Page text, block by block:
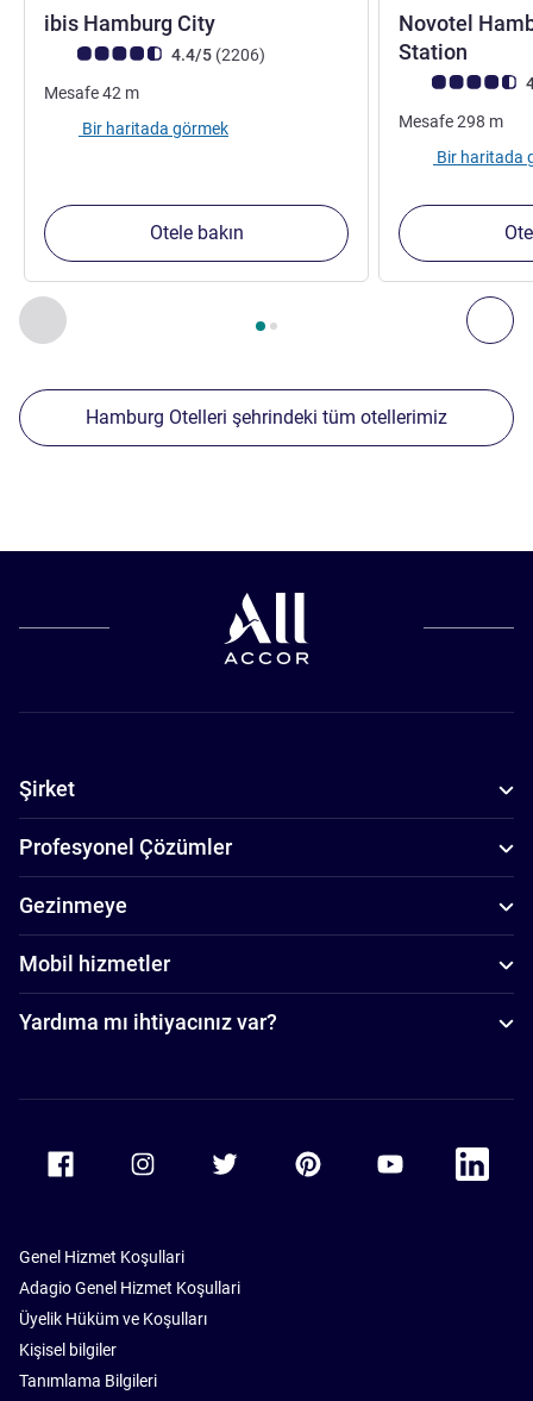
Önceki - Yakınlardaki diğer tesislerimiz
Sayfa , Yakınlardaki diğer tesislerimiz 1 :, Yakınlardaki
ibis Hamburg City
Avis müşterileri puanı (ALL Puanlama)
4.4/5 (2206görüş
)
Mesafe42 m
Bir haritada görmek
Otele bakın
Novotel
Station
Avis müşterileri
Mesafe298 m
Bir haritada
Hamburg Otelleri şehrindeki tüm otellerimiz
Şirket
Profesyonel Çözümler
Gezinmeye
Mobil hizmetler
Yardıma mı ihtiyacınız var?
Accor Youtube
Accor
Genel Hizmet Koşullari
Adagio Genel Hizmet Koşullari
Üyelik Hüküm ve Koşulları
Kişisel bilgiler
Tanımlama Bilgileri